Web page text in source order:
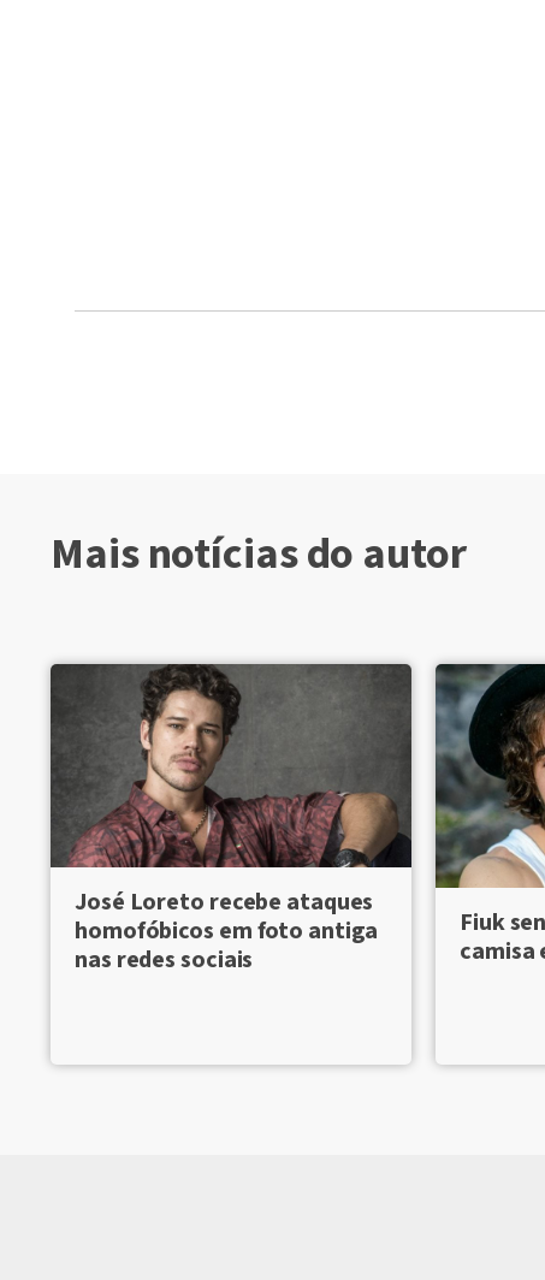
Mais notícias do autor
José Loreto recebe ataques
homofóbicos em foto antiga
nas redes sociais
Fiuk
camisa